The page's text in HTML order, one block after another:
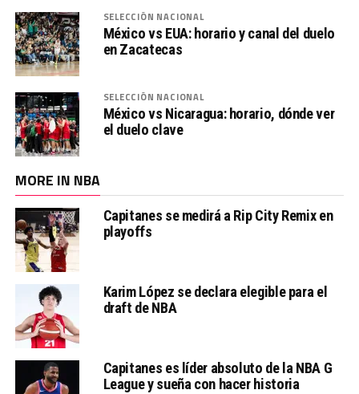
SELECCIÓN NACIONAL
México vs EUA: horario y canal del duelo
en Zacatecas
SELECCIÓN NACIONAL
México vs Nicaragua: horario, dónde ver
el duelo clave
MORE IN NBA
Capitanes se medirá a Rip City Remix en
playoffs
Karim López se declara elegible para el
draft de NBA
Capitanes es líder absoluto de la NBA G
League y sueña con hacer historia